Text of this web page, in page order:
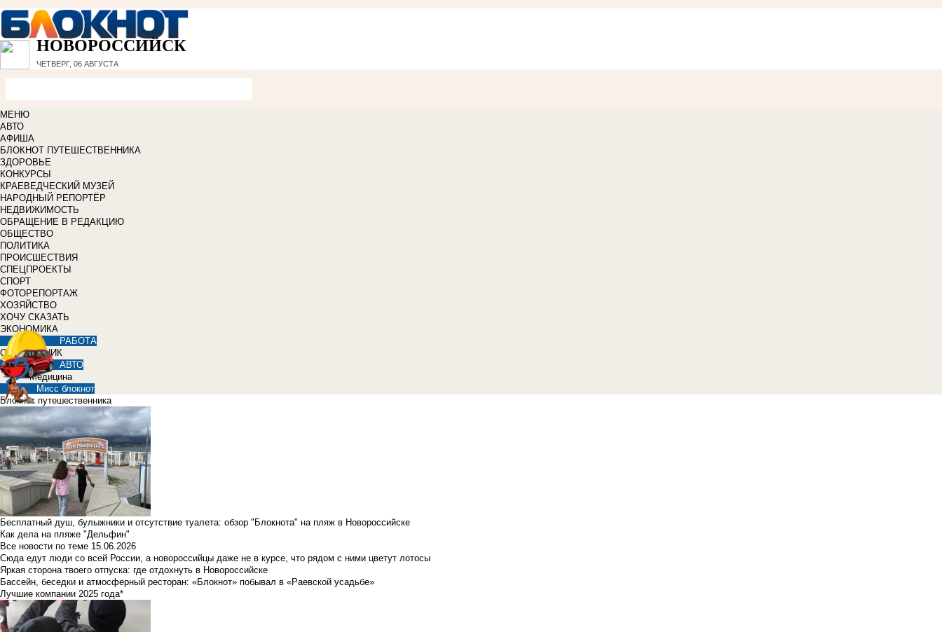
НОВОРОССИЙСК
ЧЕТВЕРГ, 06 АВГУСТА
МЕНЮ
АВТО
АФИША
БЛОКНОТ ПУТЕШЕСТВЕННИКА
ЗДОРОВЬЕ
КОНКУРСЫ
КРАЕВЕДЧЕСКИЙ МУЗЕЙ
НАРОДНЫЙ РЕПОРТЁР
НЕДВИЖИМОСТЬ
ОБРАЩЕНИЕ В РЕДАКЦИЮ
ОБЩЕСТВО
ПОЛИТИКА
ПРОИСШЕСТВИЯ
СПЕЦПРОЕКТЫ
СПОРТ
ФОТОРЕПОРТАЖ
ХОЗЯЙСТВО
ХОЧУ СКАЗАТЬ
ЭКОНОМИКА
РАБОТА
СПРАВОЧНИК
АВТО
Медицина
Мисс блокнот
Блокнот путешественника
Бесплатный душ, булыжники и отсутствие туалета: обзор "Блокнота" на пляж в Новороссийске
Как дела на пляже "Дельфин"
Все новости по теме 15.06.2026
Сюда едут люди со всей России, а новороссийцы даже не в курсе, что рядом с ними цветут лотосы
Яркая сторона твоего отпуска: где отдохнуть в Новороссийске
Бассейн, беседки и атмосферный ресторан: «Блокнот» побывал в «Раевской усадьбе»
Лучшие компании 2025 года*